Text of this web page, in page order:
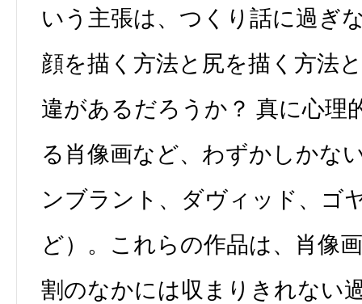
いう主張は、つくり話に過ぎ
顔を描く方法と尻を描く方法
違があるだろうか？ 真に心理
る肖像画など、わずかしかな
ンブラント、ダヴィッド、ゴ
ど）。これらの作品は、肖像
割のなかには収まりきれない